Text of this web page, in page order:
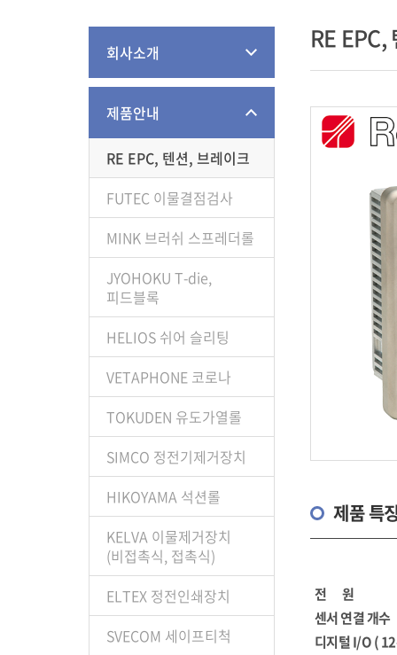
회사소개
제품안내
RE EPC, 텐션, 브레이크
FUTEC 이물결점검사
MINK 브러쉬 스프레더롤
JYOHOKU T-die,
피드블록
HELIOS 쉬어 슬리팅
VETAPHONE 코로나
TOKUDEN 유도가열롤
SIMCO 정전기제거장치
HIKOYAMA 석션롤
KELVA 이물제거장치
(비접촉식, 접촉식)
ELTEX 정전인쇄장치
SVECOM 세이프티척
RE EPC,
제품 특
전 원
센서 연결 개수
디지털 I/O (